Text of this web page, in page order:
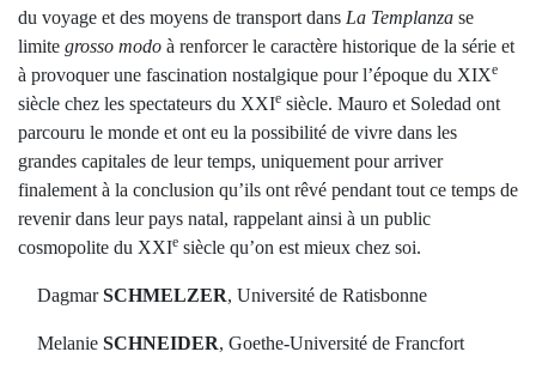
du voyage et des moyens de transport dans La Templanza se
limite grosso modo à renforcer le caractère historique de la série et
à provoquer une fascination nostalgique pour l’époque du XIXe
siècle chez les spectateurs du XXIe siècle. Mauro et Soledad ont
parcouru le monde et ont eu la possibilité de vivre dans les
grandes capitales de leur temps, uniquement pour arriver
finalement à la conclusion qu’ils ont rêvé pendant tout ce temps de
revenir dans leur pays natal, rappelant ainsi à un public
cosmopolite du XXIe siècle qu’on est mieux chez soi.
DagmarSCHMELZER, Université de Ratisbonne
Melanie SCHNEIDER, Goethe-Université de Francfort